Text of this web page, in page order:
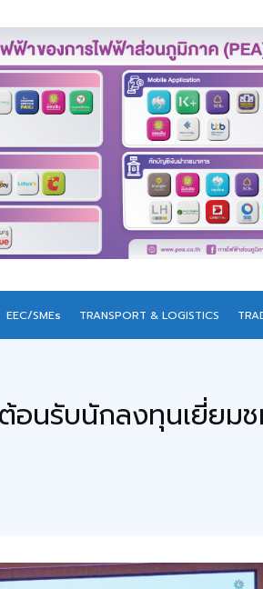
EEC/SMEs TRANSPORT & LOGISTICS
นรับนักลงทุนเยี่ยม